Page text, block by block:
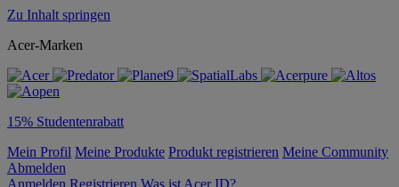
Zu Inhalt springen
Acer-Marken
15% Studentenrabatt
Mein Profil Meine Produkte Produkt registrieren Meine Community
Abmelden
Anmelden Registrieren Was ist Acer ID?